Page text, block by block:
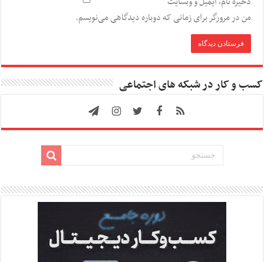
من در مرورگر برای زمانی که دوباره دیدگاهی می‌نویسم.
کسب و کار در شبکه های اجتماعی